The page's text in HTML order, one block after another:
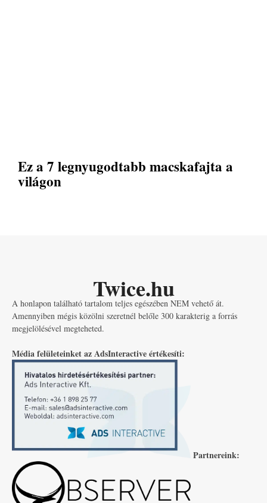
Ez a 7 legnyugodtabb macskafajta a
világon
Twice.hu
A honlapon található tartalom teljes egészében NEM vehető át.
Amennyiben mégis közölni szeretnél belőle 300 karakterig a forrás
megjelölésével megteheted.
Média felületeinket az AdsInteractive értékesíti:
Partnereink: